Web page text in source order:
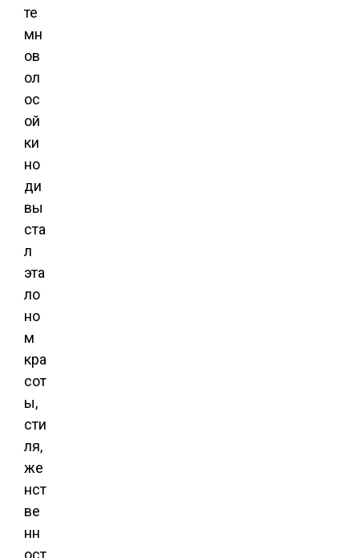
те
мн
ов
ол
ос
ой
ки
но
ди
вы
ста
л
эта
ло
но
м
кра
сот
ы,
сти
ля,
же
нст
ве
нн
ост